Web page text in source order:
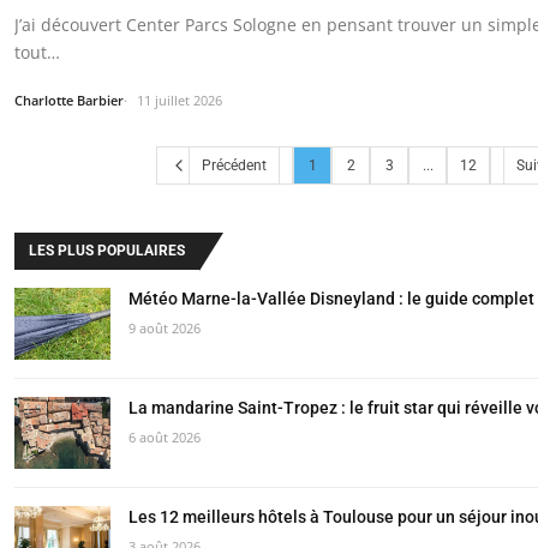
J’ai découvert Center Parcs Sologne en pensant trouver un
tout…
Charlotte Barbier 11 juillet 2026
Précédent 1 2 3 ... 12
LES PLUS POPULAIRES
Météo Marne-la-Vallée Disneyland : le guide
9 août 2026
La mandarine Saint-Tropez : le fruit star qui réveille
6 août 2026
Les 12 meilleurs hôtels à Toulouse pour un séjour